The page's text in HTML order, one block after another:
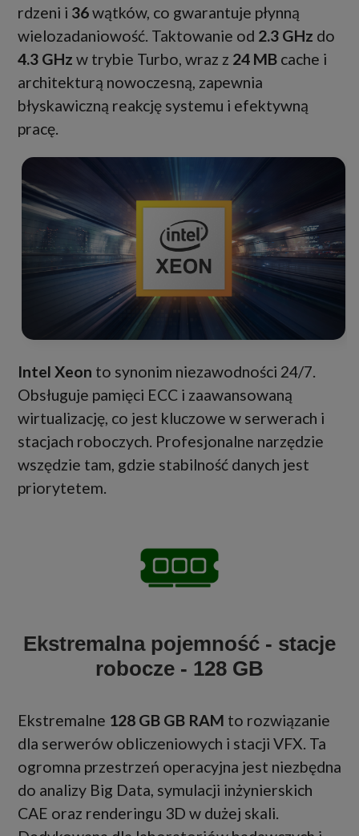
rdzeni i 36wątków, co gwarantuje płynną
wielozadaniowość. Taktowanie od 2.3 GHz do
4.3 GHz w trybie Turbo, wraz z 24 MB cache i
architekturą nowoczesną, zapewnia
błyskawiczną reakcję systemu i efektywną
pracę.
Intel Xeon to synonim niezawodności 24/7.
Obsługuje pamięci ECC i zaawansowaną
wirtualizację, co jest kluczowe w serwerach i
stacjach roboczych. Profesjonalne narzędzie
wszędzie tam, gdzie stabilność danych jest
priorytetem.
Ekstremalna pojemność - stacje
robocze - 128 GB
Ekstremalne 128 GB GB RAM to rozwiązanie
dla serwerów obliczeniowych i stacji VFX. Ta
ogromna przestrzeń operacyjna jest niezbędna
do analizy Big Data, symulacji inżynierskich
CAE oraz renderingu 3D w dużej skali.